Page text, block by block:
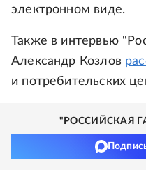
электронном виде.
Также в интервью
Александр Козлов
и потребительских
"РОССИЙСКАЯ